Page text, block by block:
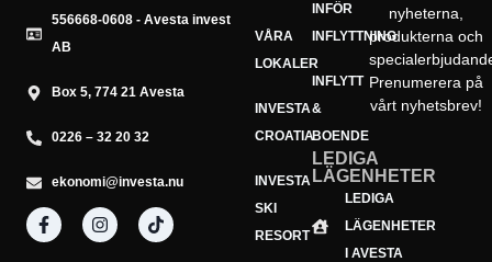
556668-0608 - Avesta invest
AB
Box 5, 774 21 Avesta
0226 – 32 20 32
ekonomi@investa.nu
VÅRA
LOKALER
INVESTA
CROATIA
INVESTA
SKI
RESORT
INFÖR
INFLYTTNING
INFLYTT
&
BOENDE
LEDIGA
LÄGENHETER
LEDIGA
LÄGENHETER
I AVESTA
nyheterna,
produkterna och
Prenumerera på
vårt nyhetsbrev!
E-
postadress
Prenumerera